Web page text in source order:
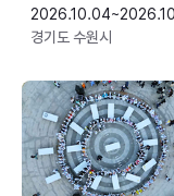
경기도 수원시